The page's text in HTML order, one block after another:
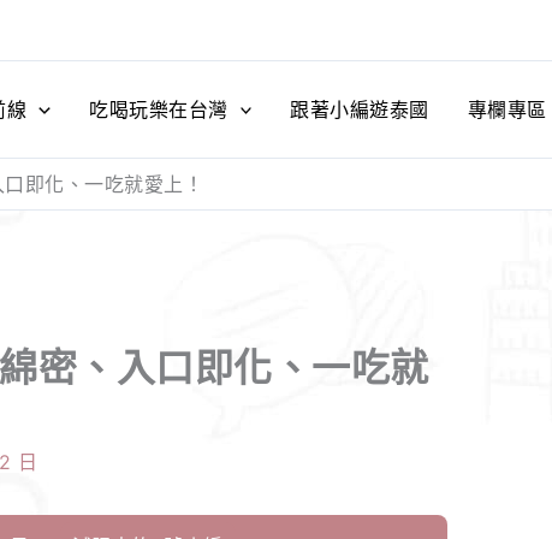
線 吃喝玩樂在台灣 跟著小編遊泰國 專欄專區
即化、一吃就愛上！
密、入口即化、一吃就
日